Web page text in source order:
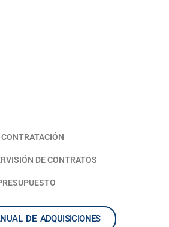
DE CONTRATOS
DE ADQUISICIONES